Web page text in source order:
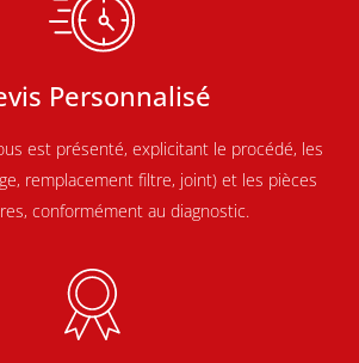
Personnalisé
est présenté, explicitant le procédé, les
remplacement filtre, joint) et les pièces
conformément au diagnostic.